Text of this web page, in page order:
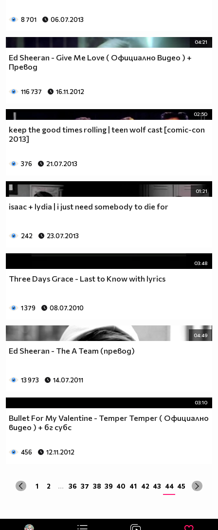
8 701 06.07.2013
04:21
Ed Sheeran - Give Me Love ( Официално Видео ) +
Превод
116 737 16.11.2012
02:50
keep the good times rolling | teen wolf cast [comic-con
2013]
376 21.07.2013
01:21
isaac + lydia | i just need somebody to die for
242 23.07.2013
03:48
Three Days Grace - Last to Know with lyrics
1 379 08.07.2010
04:49
Ed Sheeran - The A Team (превод)
13 973 14.07.2011
03:10
Bullet For My Valentine - Temper Temper ( Официално
видео ) + бг субс
456 12.11.2012
1 2 ... 36 37 38 39 40 41 42 43 44 45